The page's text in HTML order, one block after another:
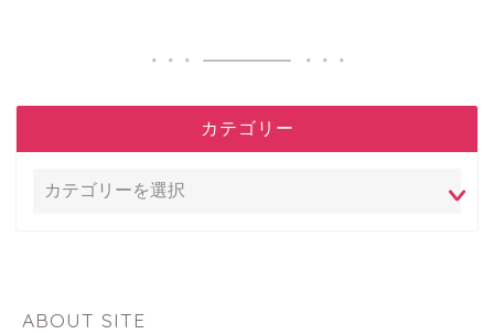
カテゴリー
ABOUT SITE